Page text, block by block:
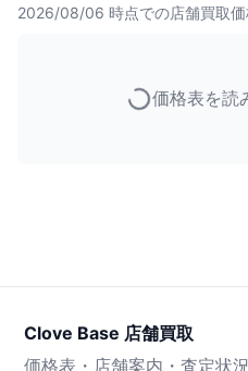
2026/08/06 時点での店舗買取価
価格表を読
Clove Base 店舗買取
価格表・店舗案内・査定状